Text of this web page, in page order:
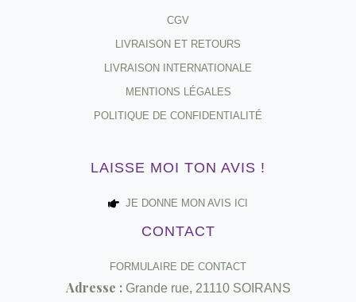
CGV
LIVRAISON ET RETOURS
LIVRAISON INTERNATIONALE
MENTIONS LÉGALES
POLITIQUE DE CONFIDENTIALITÉ
LAISSE MOI TON AVIS !
JE DONNE MON AVIS ICI
CONTACT
FORMULAIRE DE CONTACT
Adresse : Grande rue, 21110 SOIRANS